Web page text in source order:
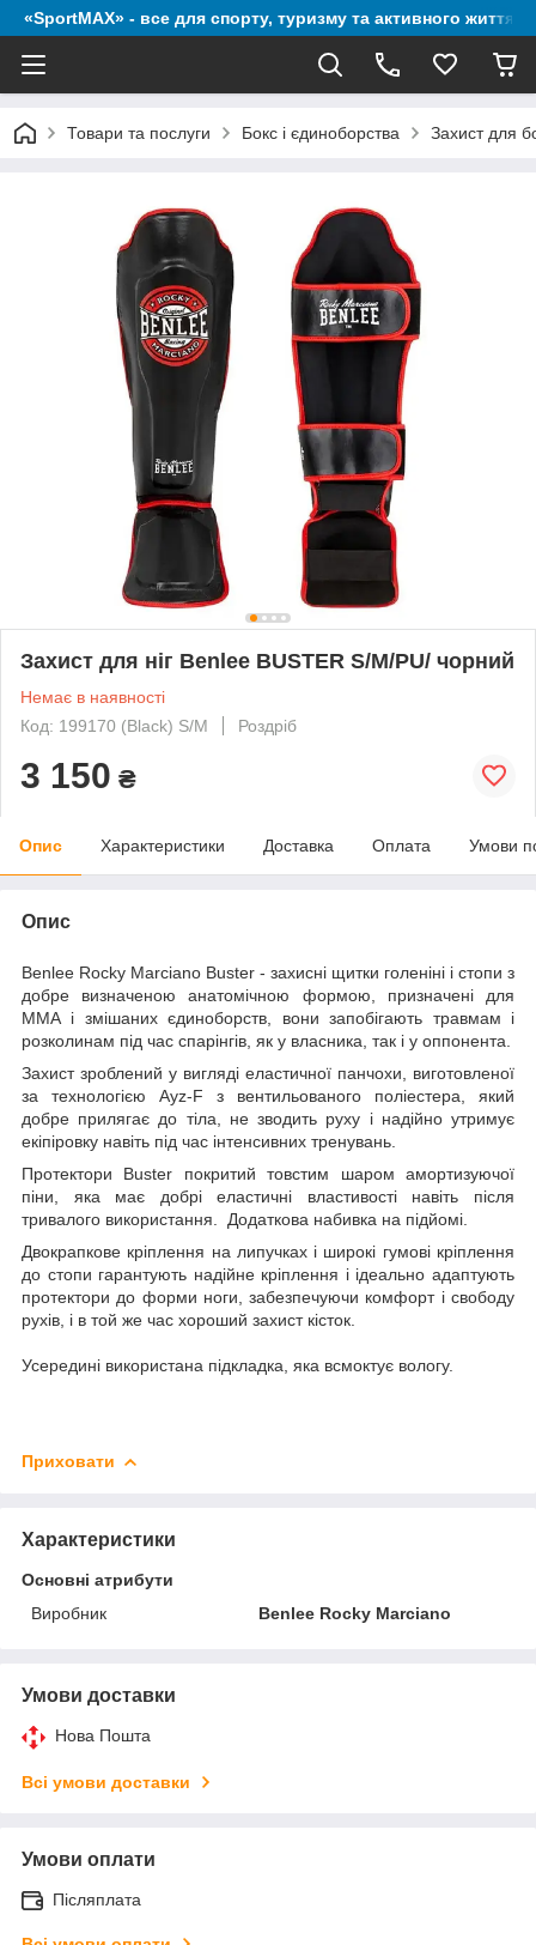
«SportMAX» - все для спорту, туризму та активного життя
Товари та послуги Бокс і єдиноборства Захист для
Захист для ніг Benlee BUSTER S/M/PU/ чорний
Немає в наявності
Код: 199170 (Black) S/M
Роздріб
3 150 ₴
Опис Характеристики Доставка Оплата Умови
Опис
Benlee Rocky Marciano Buster - захисні щитки голеніні і стопи з
добре визначеною анатомічною формою, призначені для
ММА і змішаних єдиноборств, вони запобігають травмам і
розколинам під час спарінгів, як у власника, так і у оппонента.
Захист зроблений у вигляді еластичної панчохи, виготовленої
за технологією Ayz-F з вентильованого поліестера, який
добре прилягає до тіла, не зводить руху і надійно утримує
екіпіровку навіть під час інтенсивних тренувань.
Протектори Buster покритий товстим шаром амортизуючої
піни, яка має добрі еластичні властивості навіть після
тривалого використання. Додаткова набивка на підйомі.
Двокрапкове кріплення на липучках і широкі гумові кріплення
до стопи гарантують надійне кріплення і ідеально адаптують
протектори до форми ноги, забезпечуючи комфорт і свободу
рухів, і в той же час хороший захист кісток.
Усередині використана підкладка, яка всмоктує вологу.
Приховати
Характеристики
Основні атрибути
Виробник
Benlee Rocky Marciano
Умови доставки
Нова Пошта
Всі умови доставки
Умови оплати
Післяплата